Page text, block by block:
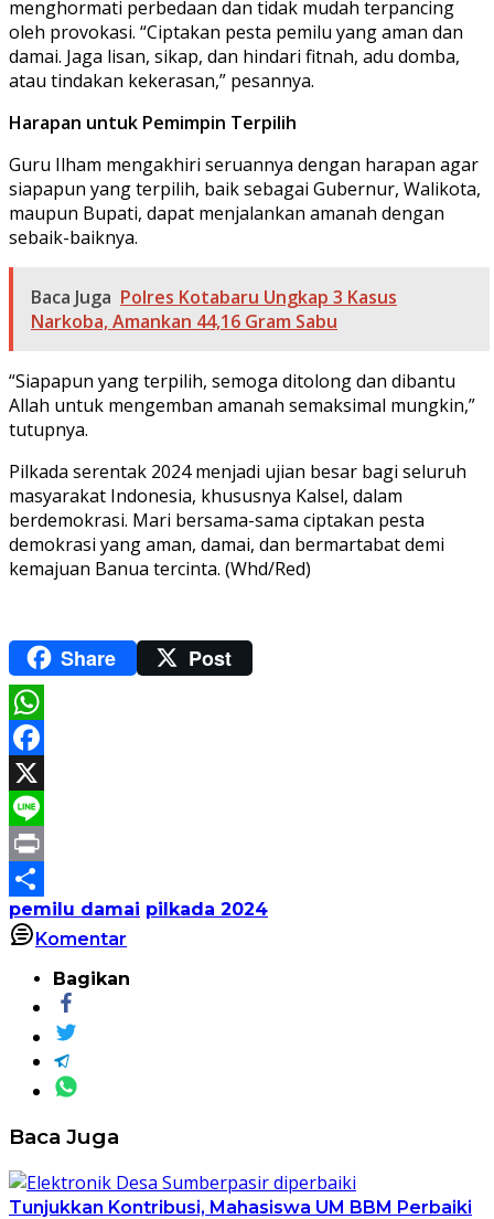
menghormati perbedaan dan tidak mudah terpancing
oleh provokasi. “Ciptakan pesta pemilu yang aman dan
damai. Jaga lisan, sikap, dan hindari fitnah, adu domba,
atau tindakan kekerasan,” pesannya.
Harapan untuk Pemimpin Terpilih
Guru Ilham mengakhiri seruannya dengan harapan agar
siapapun yang terpilih, baik sebagai Gubernur, Walikota,
maupun Bupati, dapat menjalankan amanah dengan
sebaik-baiknya.
Baca Juga Polres Kotabaru Ungkap 3 Kasus
Narkoba, Amankan 44,16 Gram Sabu
“Siapapun yang terpilih, semoga ditolong dan dibantu
Allah untuk mengemban amanah semaksimal mungkin,”
tutupnya.
Pilkada serentak 2024 menjadi ujian besar bagi seluruh
masyarakat Indonesia, khususnya Kalsel, dalam
berdemokrasi. Mari bersama-sama ciptakan pesta
demokrasi yang aman, damai, dan bermartabat demi
kemajuan Banua tercinta. (Whd/Red)
Share Post
WhatsApp
Facebook
X
Line
Print
Share
pemilu damai pilkada 2024
Komentar
Bagikan
Baca Juga
Tunjukkan Kontribusi, Mahasiswa UM BBM Perbaiki